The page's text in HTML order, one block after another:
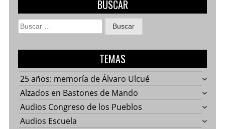
BUSCAR
Buscar:
TEMAS
25 años: memoría de Álvaro Ulcué
Alzados en Bastones de Mando
Audios Congreso de los Pueblos
Audios Escuela